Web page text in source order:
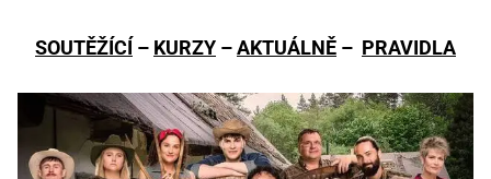
SOUTĚŽÍCÍ – KURZY –AKTUÁLNĚ – PRAVIDLA